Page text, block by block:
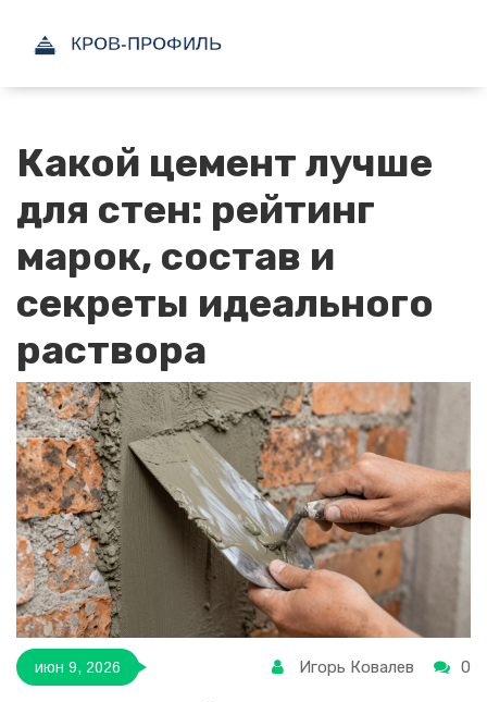
Какой цемент лучше
для стен: рейтинг
марок, состав и
секреты идеального
раствора
июн 9, 2026 Игорь Ковалев 0